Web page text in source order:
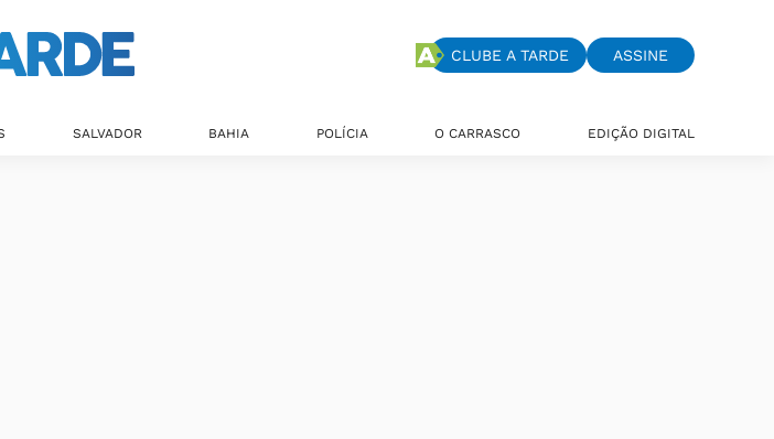
CLUBE A TARDE ASSINE
SALVADOR BAHIA POLÍCIA O CARRASCO EDIÇÃO DIGITAL